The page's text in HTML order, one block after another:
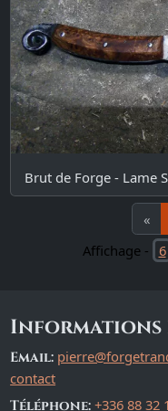
Brut de Forge - Lame
«
Affichage - 6
Informations
Email:
contact
Téléphone:+336 88 32